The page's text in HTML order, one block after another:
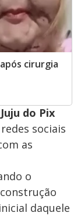
cirurgia
Juju do Pix
sociais
as
o
daquele